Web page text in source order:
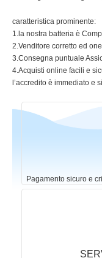
Pagamento sicuro e
Potete contattarci, con
Avete un problema